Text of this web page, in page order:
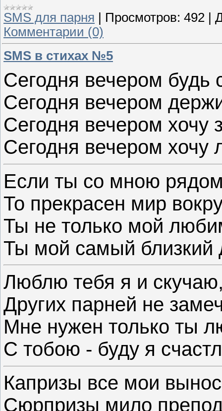
SMS для парня | Просмотров: 492 |
Комментарии (0)
SMS в стихах №5
Сегодня вечером
Сегодня вечером
Сегодня вечером хочу
Сегодня вечером хочу
Если ты со мною
То прекрасен мир
Ты не только мой
Ты мой самый близкий
Люблю тебя я и
Других парней не
Мне нужен только ты
С тобою - буду я
Капризы все мои
Сюрпризы мило